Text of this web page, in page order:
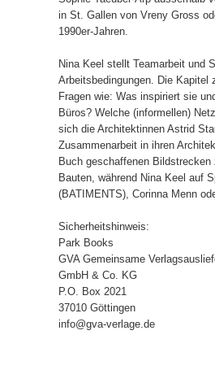
in St. Gallen von Vreny Gross
1990er-Jahren.
Nina Keel stellt Teamarbeit und
Arbeitsbedingungen. Die Kapitel
Fragen wie: Was inspiriert sie
Büros? Welche (informellen)
sich die Architektinnen Astrid
Zusammenarbeit in ihren
Buch geschaffenen
Bauten, während Nina Keel auf
(BATIMENTS), Corinna Menn
Sicherheitshinweis:
Park Books
GVA Gemeinsame
GmbH & Co. KG
P.O. Box 2021
37010 Göttingen
info@gva-verlage.de